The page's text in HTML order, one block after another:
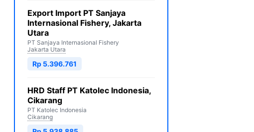
Export Import PT Sanjaya
Internasional Fishery, Jakarta
Utara
PT Sanjaya Internasional Fishery
Jakarta Utara
Rp 5.396.761
HRD Staff PT Katolec Indonesia,
Cikarang
PT Katolec Indonesia
Cikarang